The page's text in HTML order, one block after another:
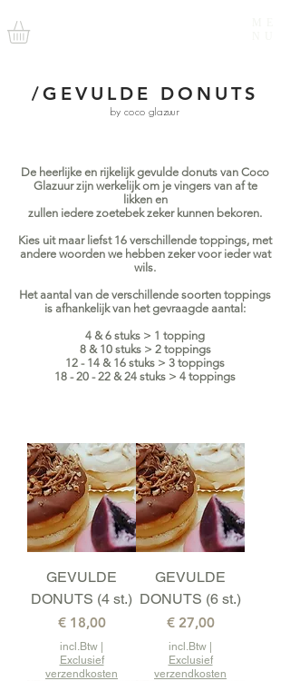
/GEVULDE DONUTS
by coco glazuur
De heerlijke en rijkelijk gevulde donuts van Coco
Glazuur zijn werkelijk om je vingers van af te
likken en
zullen iedere zoetebek zeker kunnen bekoren.
Kies uit maar liefst 16 verschillende toppings, met
andere woorden we hebben zeker voor ieder wat
wils.
Het aantal van de verschillende soorten toppings
is afhankelijk van het gevraagde aantal:
4 & 6 stuks > 1 topping
8 & 10 stuks > 2 toppings
12 - 14 & 16 stuks > 3 toppings
18 - 20 - 22 & 24 stuks > 4 toppings
GEVULDE
DONUTS (4 st.)
Prijs
€ 18,00
incl.Btw |
Exclusief
verzendkosten
GEVULDE
DONUTS (6 st.)
Prijs
€ 27,00
incl.Btw |
Exclusief
verzendkosten